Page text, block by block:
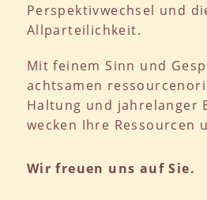
Perspektivwechsel und
Allparteilichkeit.
Mit feinem Sinn und
achtsamen
Haltung und jahrelanger
wecken Ihre Ressourcen
Wir freuen uns auf Sie.